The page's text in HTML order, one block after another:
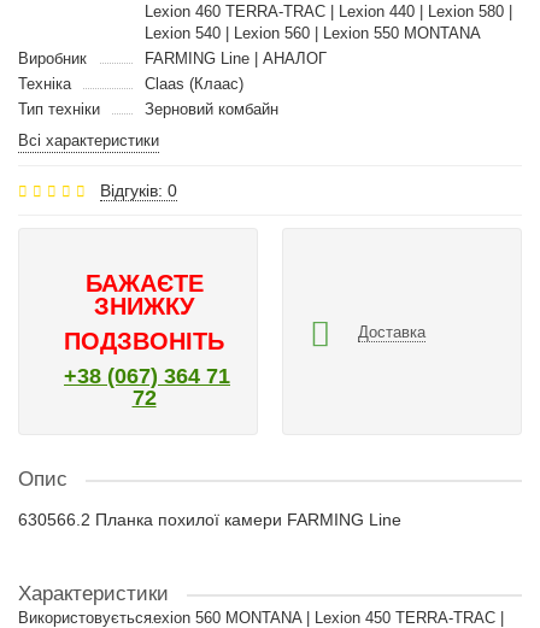
Lexion 460 TERRA-TRAC | Lexion 440 | Lexion 580 |
Lexion 540 | Lexion 560 | Lexion 550 MONTANA
Виробник
FARMING Line | АНАЛОГ
Техніка
Claas (Клаас)
Тип техніки
Зерновий комбайн
Всі характеристики
Відгуків: 0
БАЖАЄТЕ
ЗНИЖКУ
ПОДЗВОНІТЬ
+38 (067) 364 71
72
Доставка
Опис
630566.2 Планка похилої камери FARMING Line
Характеристики
ВикористовуєтьсяLexion 560 MONTANA | Lexion 450 TERRA-TRAC |